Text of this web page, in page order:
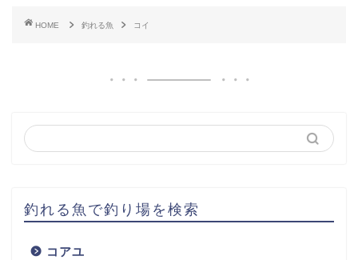
HOME 釣れる魚 コイ
釣れる魚で釣り場を検索
コアユ